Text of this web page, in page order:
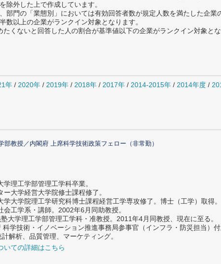
外した上で作成しています。
部門の「業態別」においては有効回答者数が規定人数を満たした企業
数以上の企業がランクイン対象となります。
くないと回答した人の割合が基準値以下の企業がランクイン対象とな
年 / 2020年 / 2019年 / 2018年 / 2017年 / 2014-2015年 / 2014年度 /
部教授／内閣府 上席科学技術政策フェロー（非常勤）
理工学部管理工学科卒業。
ー大学経営大学院修士課程修了。
学大学院理工学研究科博士課程経営工学専攻修了。博士（工学）取得。
会工学系・講師。2002年6月同助教授。
大学理工学部管理工学科・准教授。2011年4月同教授、現在に至る。
学技術・イノベーション推進事務局参事官（インフラ・防災担当）
解析、品質管理、マーケティング。
ての詳細はこちら